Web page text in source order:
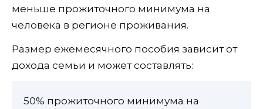
меньше прожиточного минимума на
человека в регионе проживания.
Размер ежемесячного пособия зависит от
дохода семьи и может составлять:
50% прожиточного минимума на